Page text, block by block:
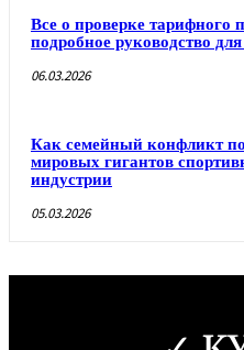
Все о проверке тарифного
подробное руководство
06.03.2026
Как семейный конфликт
мировых гигантов
индустрии
05.03.2026